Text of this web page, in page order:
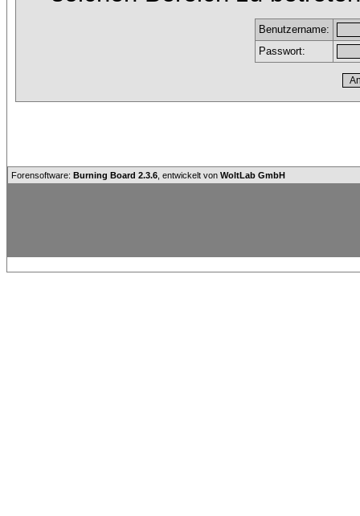
Benutzername:
Passwort:
Forensoftware: Burning Board 2.3.6 , entwickelt von WoltLab GmbH